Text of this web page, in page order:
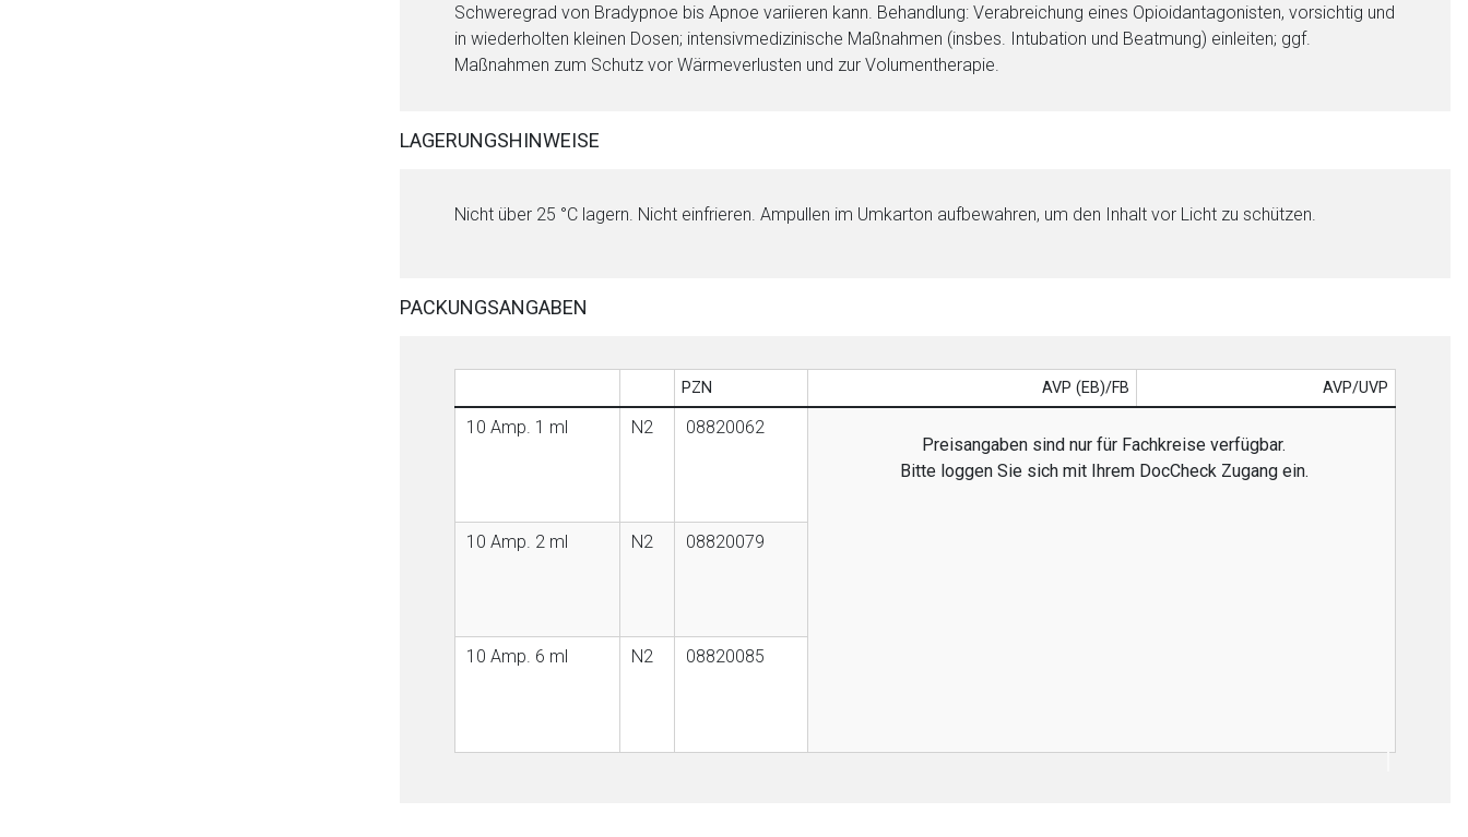
Schweregrad von Bradypnoe bis Apnoe variieren kann. Behandlung: Verabreichung eines Opioidantagonisten, vorsichtig und
in wiederholten kleinen Dosen; intensivmedizinische Maßnahmen (insbes. Intubation und Beatmung) einleiten; ggf.
Maßnahmen zum Schutz vor Wärmeverlusten und zur Volumentherapie.
LAGERUNGSHINWEISE
Nicht über 25 °C lagern. Nicht einfrieren. Ampullen im Umkarton aufbewahren, um den Inhalt vor Licht zu schützen.
PACKUNGSANGABEN
PZN AVP (EB)/FB AVP/UVP
10 Amp. 1 ml N2
08820062
Preisangaben sind nur für Fachkreise verfügbar.
Bitte loggen Sie sich mit Ihrem DocCheck Zugang ein.
10 Amp. 2 ml N2 08820079
10 Amp. 6 ml N2 08820085